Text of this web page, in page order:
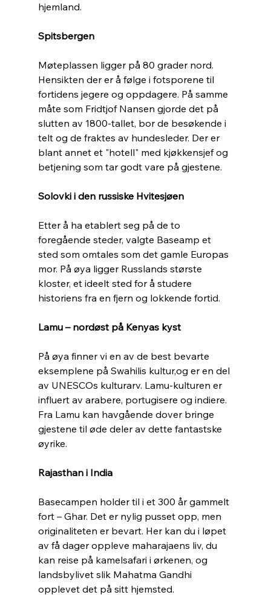
hjemland.
Spitsbergen
Møteplassen ligger på 80 grader nord.
Hensikten der er å følge i fotsporene til
fortidens jegere og oppdagere. På samme
måte som Fridtjof Nansen gjorde det på
slutten av 1800-tallet, bor de besøkende i
telt og de fraktes av hundesleder. Der er
blant annet et "hotell" med kjøkkensjef og
betjening som tar godt vare på gjestene.
Solovki i den russiske Hvitesjøen
Etter å ha etablert seg på de to
foregående steder, valgte Baseamp et
sted som omtales som det gamle Europas
mor. På øya ligger Russlands største
kloster, et ideelt sted for å studere
historiens fra en fjern og lokkende fortid.
Lamu – nordøst på Kenyas kyst
På øya finner vi en av de best bevarte
eksemplene på Swahilis kultur,og er en del
av UNESCOs kulturarv. Lamu-kulturen er
influert av arabere, portugisere og indiere.
Fra Lamu kan havgående dover bringe
gjestene til øde deler av dette fantastske
øyrike.
Rajasthan i India
Basecampen holder til i et 300 år gammelt
fort – Ghar. Det er nylig pusset opp, men
originaliteten er bevart. Her kan du i løpet
av få dager oppleve maharajaens liv, du
kan reise på kamelsafari i ørkenen, og
landsbylivet slik Mahatma Gandhi
opplevet det på sitt hjemsted.